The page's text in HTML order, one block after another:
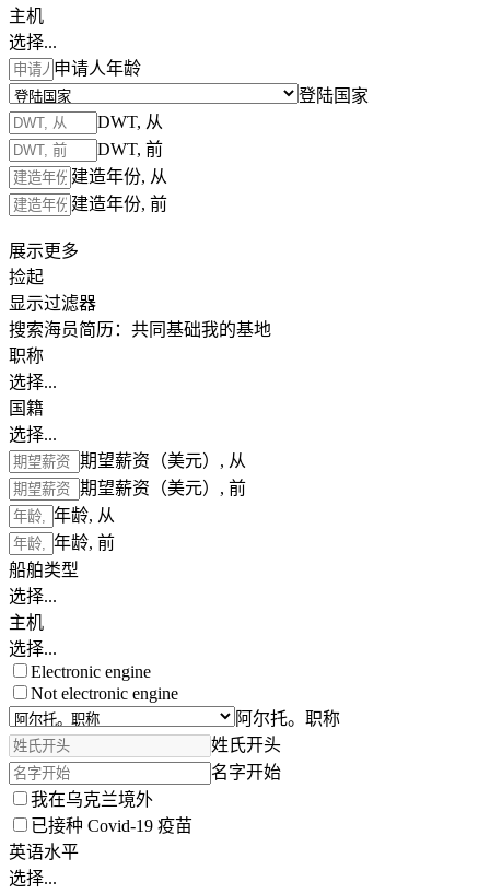
主机
选择...
申请人年龄
登陆国家
DWT, 从
DWT, 前
建造年份, 从
建造年份, 前
展示更多
捡起
显示过滤器
搜索海员简历： 共同基础我的基地
职称
选择...
国籍
选择...
期望薪资（美元）, 从
期望薪资（美元）, 前
年龄, 从
年龄, 前
船舶类型
选择...
主机
选择...
Electronic engine
Not electronic engine
阿尔托。职称
姓氏开头
名字开始
我在乌克兰境外
已接种 Covid-19 疫苗
英语水平
选择...